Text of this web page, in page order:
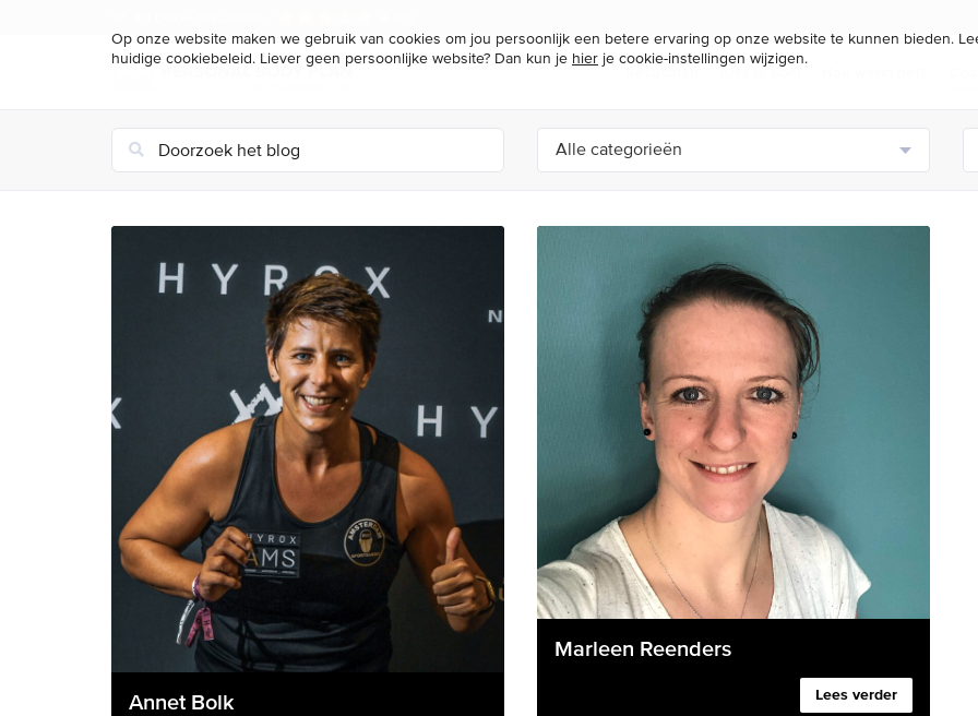
Kies je doel
Annet Bolk
Marleen Reenders
Lees verder
Op onze website maken we gebruik van cookies om jou persoonlijk een betere ervaring op onze website te kunnen bieden.
huidige cookiebeleid. Liever geen persoonlijke website? Dan kun je hier je cookie-instellingen wijzigen.